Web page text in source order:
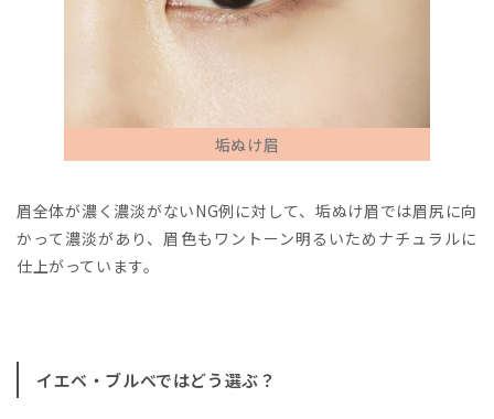
垢ぬけ眉
眉全体が濃く濃淡がないNG例に対して、垢ぬけ眉では眉尻に向
かって濃淡があり、眉色もワントーン明るいためナチュラルに
仕上がっています。
イエベ・ブルべではどう選ぶ？